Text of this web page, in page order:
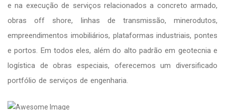
e na execução de serviços relacionados a concreto armado,
obras off shore, linhas de transmissão, minerodutos,
empreendimentos imobiliários, plataformas industriais, pontes
e portos. Em todos eles, além do alto padrão em geotecnia e
logística de obras especiais, oferecemos um diversificado
portfólio de serviços de engenharia.